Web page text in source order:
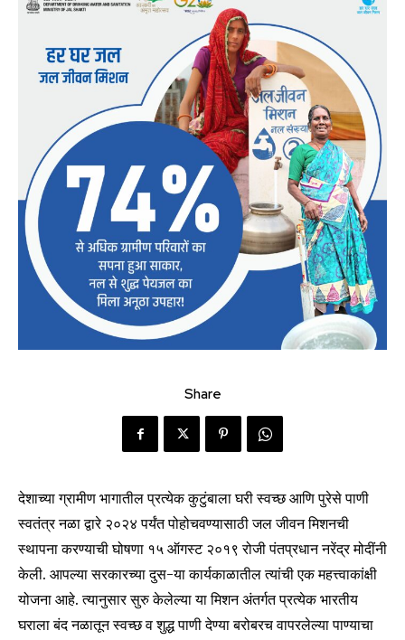
Share
देशाच्या ग्रामीण भागातील प्रत्येक कुटुंबाला घरी स्वच्छ आणि पुरेसे पाणी
स्वतंत्र नळा द्वारे २०२४ पर्यंत पोहोचवण्यासाठी जल जीवन मिशनची
स्थापना करण्याची घोषणा १५ ऑगस्ट २०१९ रोजी पंतप्रधान नरेंद्र मोदींनी
केली. आपल्या सरकारच्या दुस-या कार्यकाळातील त्यांची एक महत्त्वाकांक्षी
योजना आहे. त्यानुसार सुरु केलेल्या या मिशन अंतर्गत प्रत्येक भारतीय
घराला बंद नळातून स्वच्छ व शुद्ध पाणी देण्या बरोबरच वापरलेल्या पाण्याचा